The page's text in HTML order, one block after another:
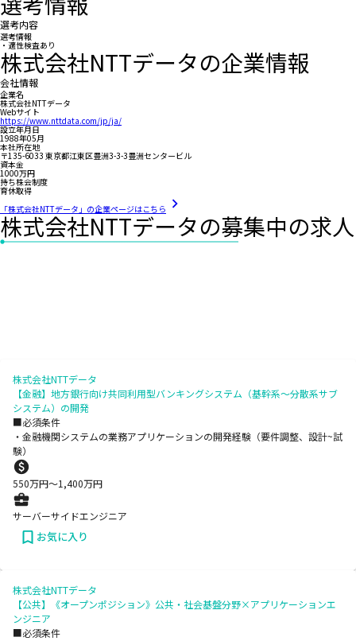
選考内容
選考情報
・適性検査あり
株式会社NTTデータの企業情報
会社情報
企業名
株式会社NTTデータ
Webサイト
https://www.nttdata.com/jp/ja/
設立年月日
1988年05月
本社所在地
〒135-6033 東京都江東区豊洲3-3-3豊洲センタービル
資本金
1000万円
持ち株会制度
育休取得
「株式会社NTTデータ」の企業ページはこちら
株式会社NTTデータの募集中の求人
株式会社NTTデータ
【金融】地方銀行向け共同利用型バンキングシステム（基幹系～分散系サブ
システム）の開発
■必須条件
・金融機関システムの業務アプリケーションの開発経験（要件調整、設計~試
験）
550万円〜1,400万円
サーバーサイドエンジニア
お気に入り
株式会社NTTデータ
【公共】《オープンポジション》公共・社会基盤分野×アプリケーションエ
ンジニア
■必須条件